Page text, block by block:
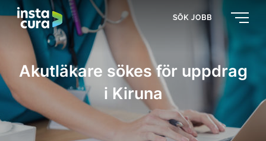
SÖK JOBB
Akutläkare sökes för uppdrag
i Kiruna